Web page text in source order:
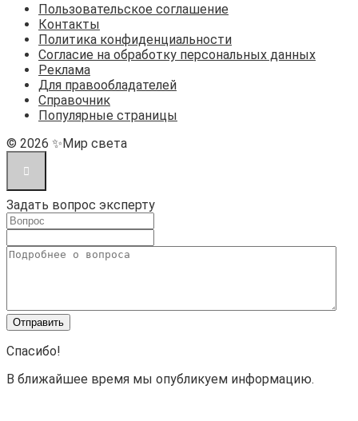
Пользовательское соглашение
Контакты
Политика конфиденциальности
Согласие на обработку персональных данных
Реклама
Для правообладателей
Справочник
Популярные страницы
© 2026 ✨Мир света
Задать вопрос эксперту
Спасибо!
В ближайшее время мы опубликуем информацию.